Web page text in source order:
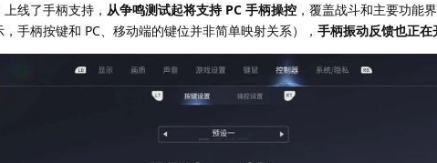
线了手柄支持， 从争鸣测试起将支持 PC 手柄操控 ，覆盖战斗和主要功能
手柄按键和 PC、移动端的键位并非简单映射关系）， 手柄振动反馈也正在